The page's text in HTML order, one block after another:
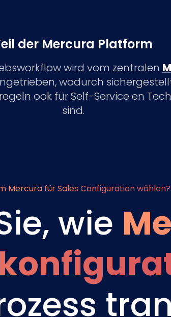
der Mercura Platform
wird vom zentralen
wodurch
ook für Self-Service en
sind.
Mercura für Sales Configuration wählen?
wie